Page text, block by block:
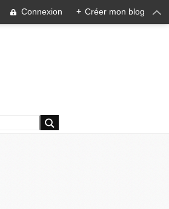
Connexion + Créer mon blog